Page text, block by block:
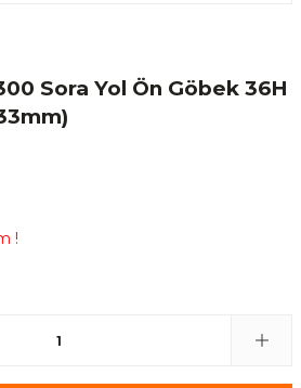
Sora Yol Ön Göbek 36H
!